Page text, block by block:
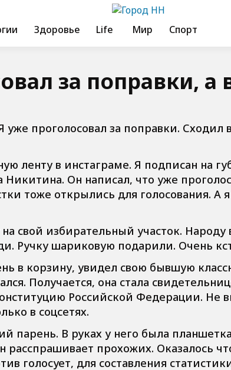
Здоровье Life Мир Спорт
за поправки, а
уже проголосовал за поправки. Сходил
ленту в инстаграме. Я подписан на
Он написал, что уже
тоже открылись для голосования. А
свой избирательный участок.
Ручку шариковую подарили. Очень
в корзину, увидел свою бывшую
Получается, она стала
Российской Федерации. Не
в соцсетях.
парень. В руках у него была
расспрашивает прохожих. Оказалось
голосует, для составления